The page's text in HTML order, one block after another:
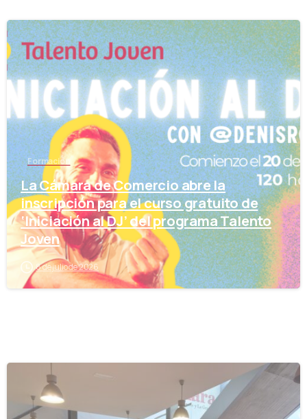
-
Formación
La Cámara de Comercio abre la
inscripción para el curso gratuito de
‘Iniciación al DJ’ del programa Talento
Joven
8 de julio de 2026